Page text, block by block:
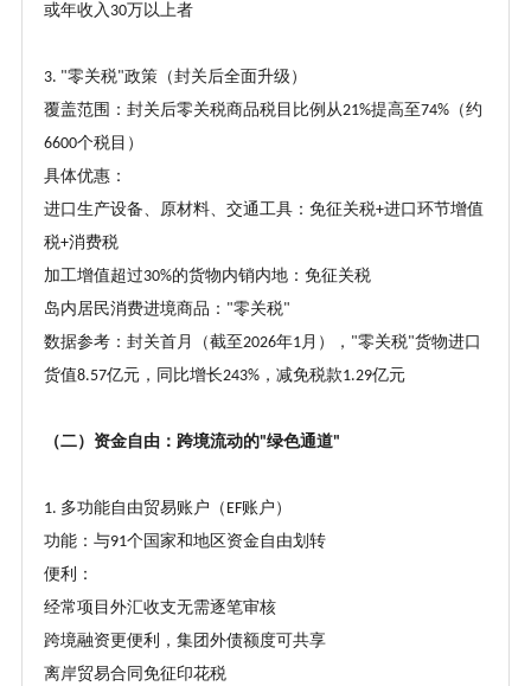
或年收入 30万以上者
3. "零关税"政策（封关后全面升级）
覆盖范围：封关后零关税商品税目比例从21%提高至74%（约
6600个税目）
具体优惠：
进口生产设备、原材料、交通工具：免征关税+进口环节增值
税+消费税
加工增值超过30%的货物内销内地：免征关税
岛内居民消费进境商品： "零关税"
数据参考：封关首月（截至2026年1月）， "零关税"货物进口
货值8.57亿元，同比增长243%，减免税款1.29亿元
（二）资金自由：跨境流动的"绿色通道"
1. 多功能自由贸易账户（ EF账户）
功能：与91个国家和地区资金自由划转
便利：
经常项目外汇收支无需逐笔审核
跨境融资更便利，集团外债额度可共享
离岸贸易合同免征印花税